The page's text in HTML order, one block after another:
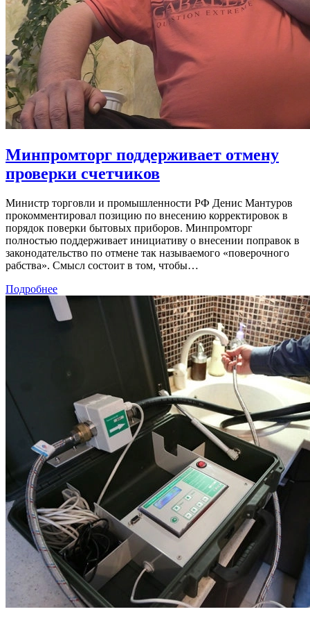
Минпромторг поддерживает отмену
проверки счетчиков
Министр торговли и промышленности РФ Денис Мантуров
прокомментировал позицию по внесению корректировок в
порядок поверки бытовых приборов. Минпромторг
полностью поддерживает инициативу о внесении поправок в
законодательство по отмене так называемого «поверочного
рабства». Смысл состоит в том, чтобы…
Подробнее